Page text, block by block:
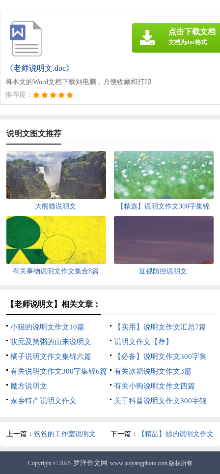
《老师说明文.doc》
将本文的Word文档下载到电脑，方便收藏和打印
推荐度：
点击下载文档
文档为doc格式
说明文图文推荐
大熊猫说明文
【精选】说明文作文300字集锦
有关事物说明文作文集合8篇 近视防控说明文
【老师说明文】相关文章：
小猫的说明文作文10篇
【实用】说明文作文汇总7篇
状元及第粥的由来说明文
说明文作文【荐】
橘子说明文作文集锦六篇
【必备】说明文作文300字集
锦7篇
有关说明文作文300字集锦6篇
有关冰箱说明文作文3篇
魔方说明文
有关小狗说明文作文四篇
家乡特产说明文作文
关于科普说明文作文300字锦
上一篇：爸爸的工作室说明文 下一篇： 【精品】鲸的说明文作文
三篇
Copyright © 2025 罗洋作文网 www.luoyangphoto.com 版权所有